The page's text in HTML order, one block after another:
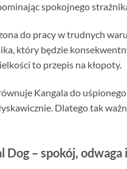
spokojnego
do pracy w trudnych
który będzie
to przepis na kłopoty.
Kangala do
Dlatego tak
Dog – spokój,